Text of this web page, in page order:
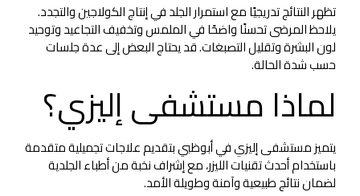
تظهر النتائج تدريجيًا مع استمرار الجلد في إنتاج الكولاجين والتجدد.
يلاحظ المرضى تحسنًا واضحًا في الملمس وتخفيف التجاعيد وتوحيد
لون البشرة وتقليل التصبغات. قد يحتاج البعض إلى عدة جلسات
حسب شدة الحالة.
لماذا مستشفى إليزي؟
يتميز مستشفى إليزي في أبوظبي بتقديم علاجات تجميلية متقدمة
باستخدام أحدث تقنيات الليزر، مع إشراف نخبة من أطباء الجلدية
لضمان نتائج طبيعية وآمنة وطويلة الأمد.